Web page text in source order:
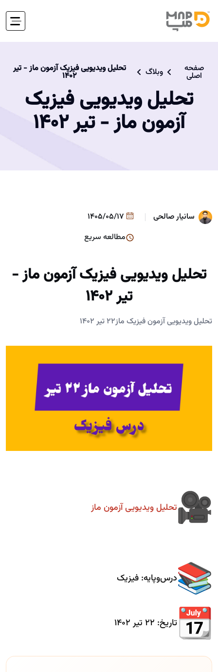
صفحه
اصلی وبلاگ تحلیل ویدیویی فیزیک آزمون ماز - تیر
1402
تحلیل ویدیویی فیزیک
آزمون ماز - تیر 1402
سانیار صالحی
مطالعه سریع
تحلیل ویدیویی فیزیک آزمون ماز -
تیر 1402
تحلیل ویدیویی آزمون فیزیک ماز22 تیر 1402
تحلیل ویدیویی آزمون ماز
درس‌و‌پایه: فیزیک
تاریخ: ۲۲ تیر ۱۴۰۲